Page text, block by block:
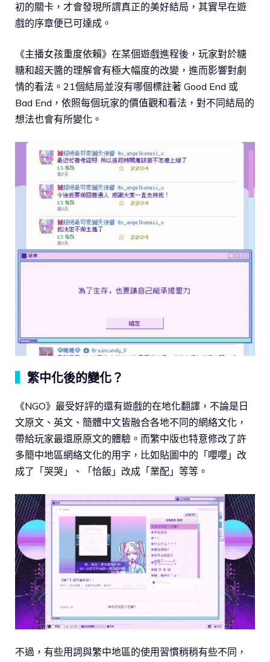
初的關卡，才會發現所謂真正的美好結局，其實早在遊
戲的序章便已可達成。
《主播女孩重度依賴》在某個遊戲進程後，玩家對於糖
糖和超天醬的理解會有極大幅度的改變，進而影響對劇
情的看法。21個結局並沒有哪個標註著 Good End 或
Bad End，依照每個玩家的價值觀和看法，對不同結局的
想法也會有所變化。
繁中化後的變化？
《NGO》最受好評的還有遊戲的在地化翻譯，不論是日
文原文、英文、簡體中文皆融合各地不同的網絡文化，
帶給玩家最還原原文的體驗。而繁中版也特意修改了許
多簡中地區網絡文化的用字，比如貼圖中的「嚶嚶」改
成了「哭哭」、「恰飯」改成「業配」等等。
不過，有些用詞與繁中地區的使用習慣稍稍有些不同，